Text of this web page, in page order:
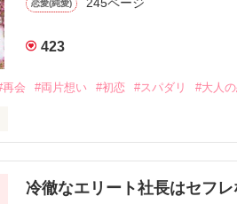
恋愛(純愛)
423
再会 #両片想い #初恋 #スパダリ #大人
冷徹なエリート社長はセフ